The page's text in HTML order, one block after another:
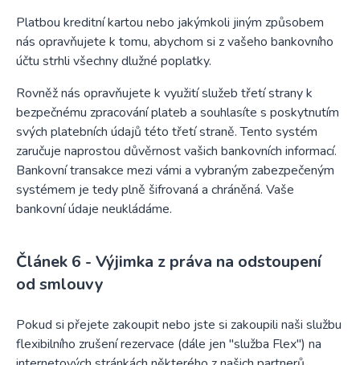
Platbou kreditní kartou nebo jakýmkoli jiným způsobem
nás opravňujete k tomu, abychom si z vašeho bankovního
účtu strhli všechny dlužné poplatky.
Rovněž nás opravňujete k využití služeb třetí strany k
bezpečnému zpracování plateb a souhlasíte s poskytnutím
svých platebních údajů této třetí straně. Tento systém
zaručuje naprostou důvěrnost vašich bankovních informací.
Bankovní transakce mezi vámi a vybraným zabezpečeným
systémem je tedy plně šifrovaná a chráněná. Vaše
bankovní údaje neukládáme.
Výjimka z práva na odstoupení
od smlouvy
Pokud si přejete zakoupit nebo jste si zakoupili naši službu
flexibilního zrušení rezervace (dále jen "služba Flex") na